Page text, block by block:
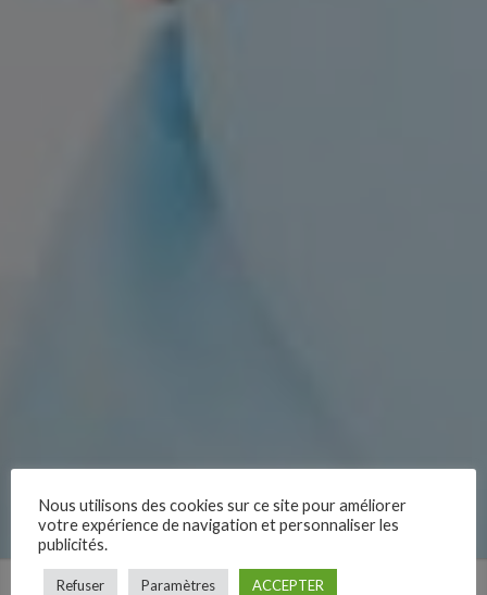
Nous utilisons des cookies sur ce site pour améliorer
votre expérience de navigation et personnaliser les
publicités.
Refuser Paramètres ACCEPTER